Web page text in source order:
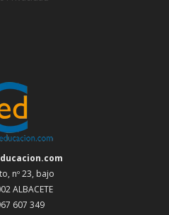
nº 23, bajo
ALBACETE
607 349